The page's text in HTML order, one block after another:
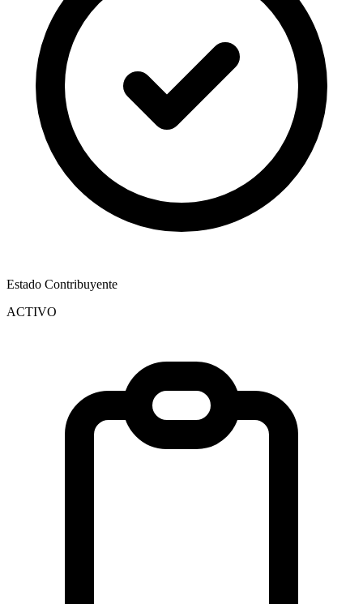
Estado Contribuyente
ACTIVO